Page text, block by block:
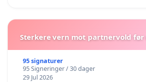
Sterkere vern mot partnervold før
95 signaturer
95 Signeringer / 30 dager
29 Jul 2026